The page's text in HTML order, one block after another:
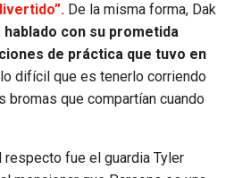
De la misma forma, Dak
hablado con su prometida
de práctica que tuvo en
difícil que es tenerlo corriendo
bromas que compartían cuando
respecto fue el guardia Tyler